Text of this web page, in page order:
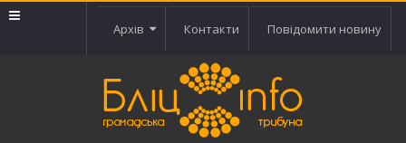
Архів Контакти Повідомити новину